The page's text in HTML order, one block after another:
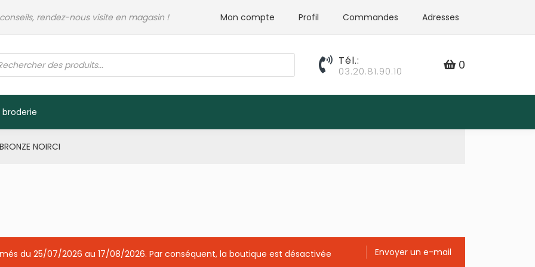
rendez-nous visite en magasin ! Mon compte Profil Commandes Adresses
Tél.:
03.20.81.90.10 0
NOIRCI
Envoyer un e-mail
du 25/07/2026 au 17/08/2026. Par conséquent, la boutique est désactivée